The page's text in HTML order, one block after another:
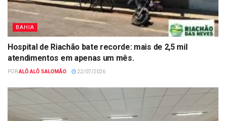
BAHIA
Hospital de Riachão bate recorde: mais de 2,5 mil
atendimentos em apenas um mês.
PORALÔ ALÔ SALOMÃO 22/07/2026